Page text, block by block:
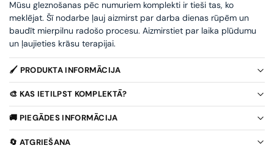
Mūsu gleznošanas pēc numuriem komplekti ir tieši tas, ko
meklējat. Šī nodarbe ļauj aizmirst par darba dienas rūpēm un
baudīt mierpilnu radošo procesu. Aizmirstiet par laika plūdumu
un ļaujieties krāsu terapijai.
🖌️ PRODUKTA INFORMĀCIJA
🎨 KAS IETILPST KOMPLEKTĀ?
🚚 PIEGĀDES INFORMĀCIJA
🔄 ATGRIEŠANA